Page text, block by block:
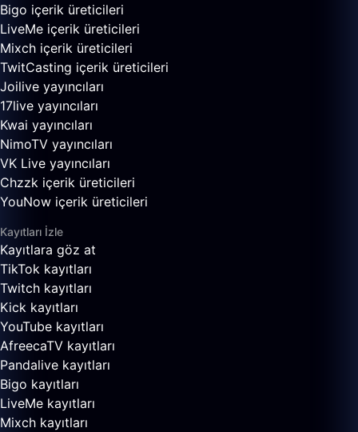
Bigo içerik üreticileri
LiveMe içerik üreticileri
Mixch içerik üreticileri
TwitCasting içerik üreticileri
Joilive yayıncıları
17live yayıncıları
Kwai yayıncıları
NimoTV yayıncıları
VK Live yayıncıları
Chzzk içerik üreticileri
YouNow içerik üreticileri
Kayıtları İzle
Kayıtlara göz at
TikTok kayıtları
Twitch kayıtları
Kick kayıtları
YouTube kayıtları
AfreecaTV kayıtları
Pandalive kayıtları
Bigo kayıtları
LiveMe kayıtları
Mixch kayıtları